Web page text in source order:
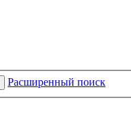
Расширенный поиск